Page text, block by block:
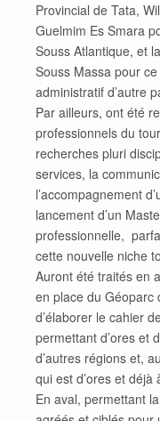
Provincial de Tata,
Guelmim Es Smara
Souss Atlantique, et
Souss Massa pour
administratif d’autre
Par ailleurs, ont été
professionnels du
recherches pluri
services, la
l’accompagnement
lancement d’un
professionnelle,
cette nouvelle niche
Auront été traités en
en place du
d’élaborer le cahier
permettant d’ores et
d’autres régions et,
qui est d’ores et déjà
En aval, permettant